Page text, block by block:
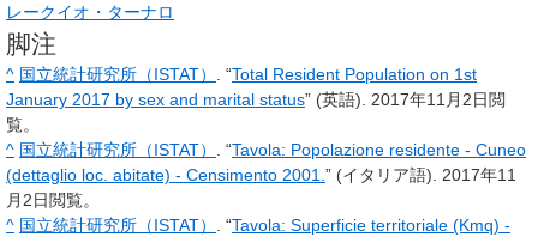
レークイオ・ターナロ
脚注
^ 国立統計研究所（ISTAT） . “Total Resident Population on 1st
January 2017 by sex and marital status” (英語). 2017年11月2日閲
覧。
^ 国立統計研究所（ISTAT） . “Tavola: Popolazione residente - Cuneo
(dettaglio loc. abitate) - Censimento 2001.” (イタリア語). 2017年11
月2日閲覧。
^ 国立統計研究所（ISTAT） . “Tavola: Superficie territoriale (Kmq) -